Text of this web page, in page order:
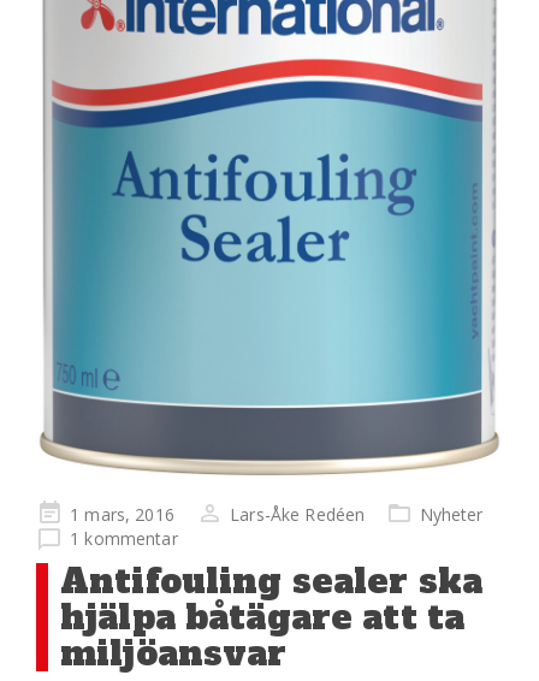
Publicerad
på
1 mars, 2016 Lars-Åke Redéen
Nyheter
1 kommentar
Antifouling sealer ska
hjälpa båtägare att ta
miljöansvar